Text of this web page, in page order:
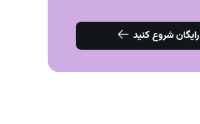
رایگان شروع کنید